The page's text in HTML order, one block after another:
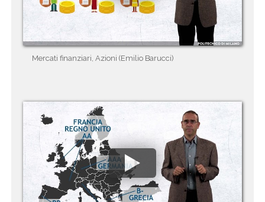
Mercati finanziari, Azioni (Emilio Barucci)